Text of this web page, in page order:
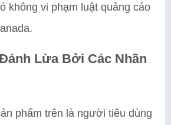
không vi phạm luật quảng cáo
Lừa Bởi Các Nhãn
phẩm trên là người tiêu dùng